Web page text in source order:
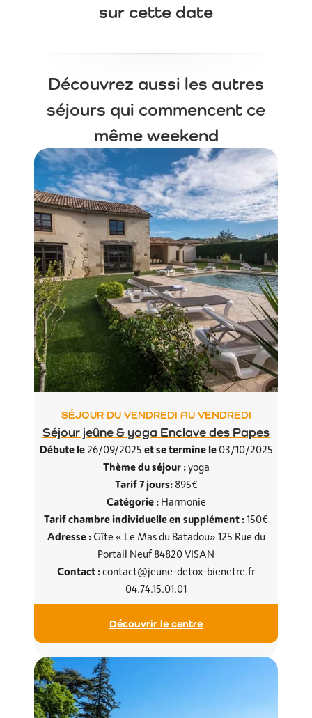
sur cette date
Découvrez aussi les autres
séjours qui commencent ce
même weekend
SÉJOUR DU VENDREDI AU VENDREDI
Séjour jeûne & yoga Enclave des Papes
Débute le26/09/2025 et se termine le03/10/2025
Thème du séjour :yoga
Tarif 7 jours:895€
Catégorie :Harmonie
Tarif chambre individuelle en supplément :150€
Adresse :Gîte « Le Mas du Batadou» 125 Rue du
Portail Neuf 84820 VISAN
Contact :contact@jeune-detox-bienetre.fr
04.74.15.01.01
Découvrir le centre